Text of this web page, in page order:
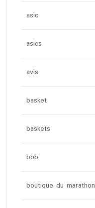
asic
asics
avis
basket
baskets
bob
boutique du marathon